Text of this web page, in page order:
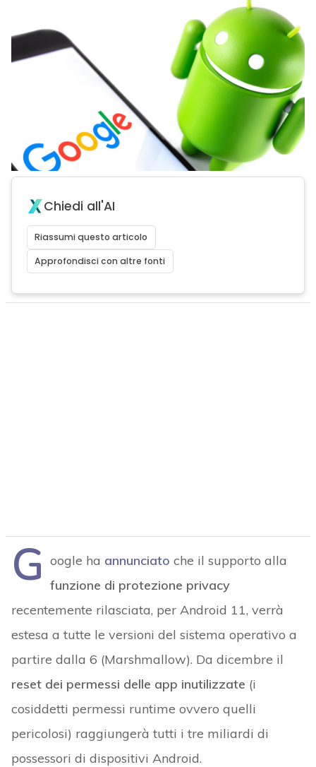
Chiedi all'AI
Riassumi questo articolo
Approfondisci con altre fonti
G oogle ha annunciato che il supporto alla
funzione di protezione privacy
recentemente rilasciata, per Android 11, verrà
estesa a tutte le versioni del sistema operativo a
partire dalla 6 (Marshmallow). Da dicembre il
reset dei permessi delle app inutilizzate (i
cosiddetti permessi runtime ovvero quelli
pericolosi) raggiungerà tutti i tre miliardi di
possessori di dispositivi Android.